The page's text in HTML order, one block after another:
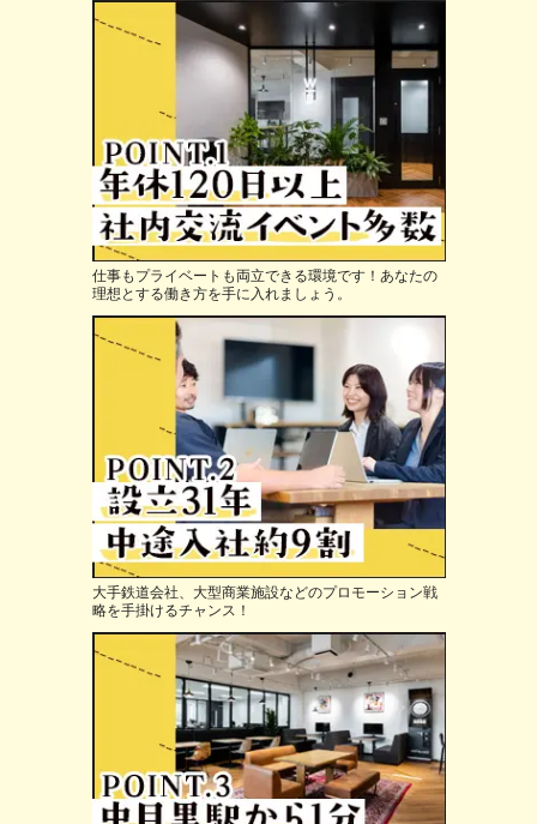
仕事もプライベートも両立できる環境です！あなたの
理想とする働き方を手に入れましょう。
大手鉄道会社、大型商業施設などのプロモーション戦
略を手掛けるチャンス！